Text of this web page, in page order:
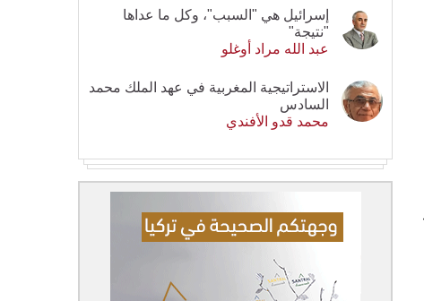
إسرائيل هي "السبب"، وكل ما عداها
"نتيجة"
عبد الله مراد أوغلو
الاستراتيجية المغربية في عهد الملك محمد
السادس
محمد قدو الأفندي